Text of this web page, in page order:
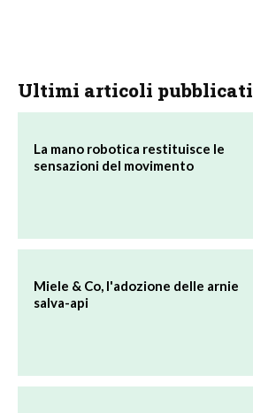
Ultimi articoli pubblicati
La mano robotica restituisce le
sensazioni del movimento
Miele & Co, l'adozione delle arnie
salva-api